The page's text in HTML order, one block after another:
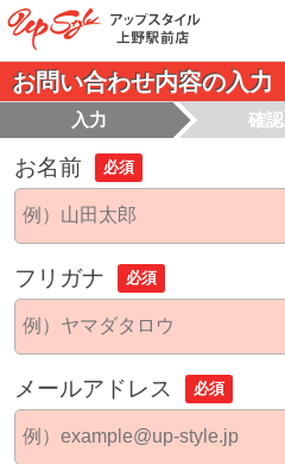
お問い合わせ内容の入力
入力 確認
お名前 必須
フリガナ 必須
メールアドレス 必須